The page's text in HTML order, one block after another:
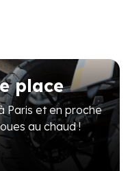
place
Paris et en proche
au chaud !